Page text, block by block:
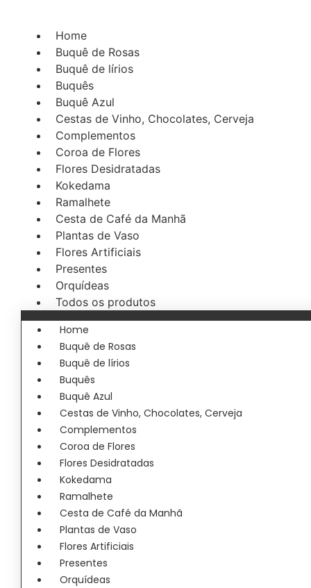
conteúdo
Home
Buquê de Rosas
Buquê de lírios
Buquês
Buquê Azul
Cestas de Vinho, Chocolates, Cerveja
Complementos
Coroa de Flores
Flores Desidratadas
Kokedama
Ramalhete
Cesta de Café da Manhã
Plantas de Vaso
Flores Artificiais
Presentes
Orquídeas
Todos os produtos
Home
Buquê de Rosas
Buquê de lírios
Buquês
Buquê Azul
Cestas de Vinho, Chocolates, Cerveja
Complementos
Coroa de Flores
Flores Desidratadas
Kokedama
Ramalhete
Cesta de Café da Manhã
Plantas de Vaso
Flores Artificiais
Presentes
Orquídeas